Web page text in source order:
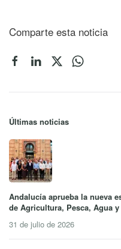
Comparte esta noticia
Últimas noticias
Andalucía aprueba la nueva
de Agricultura, Pesca, Agua
31 de julio de 2026